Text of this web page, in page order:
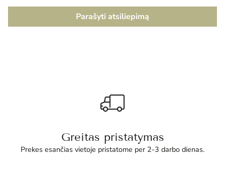
Parašyti atsiliepimą
Greitas pristatymas
Prekes esančias vietoje pristatome per 2-3 darbo dienas.